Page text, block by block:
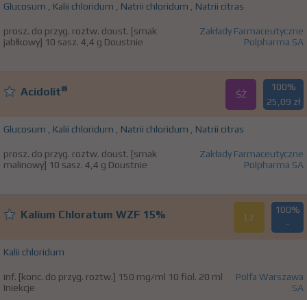
Glucosum , Kalii chloridum , Natrii chloridum , Natrii citras
prosz. do przyg. roztw. doust. [smak
jabłkowy] 10 sasz. 4,4 g Doustnie
Zakłady Farmaceutyczne
Polpharma SA
Acidolit® ŚŻ
100%
25,09 zł
Glucosum , Kalii chloridum , Natrii chloridum , Natrii citras
prosz. do przyg. roztw. doust. [smak
malinowy] 10 sasz. 4,4 g Doustnie
Zakłady Farmaceutyczne
Polpharma SA
Kalium Chloratum WZF 15% Lz
100%
-
Kalii chloridum
inf. [konc. do przyg. roztw.] 150 mg/ml 10 fiol. 20 ml
Iniekcje
Polfa Warszawa
SA